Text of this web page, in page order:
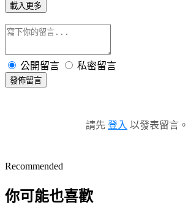
載入更多
公開留言 私密留言
發佈留言
請先 登入 以發表留言。
Recommended
你可能也喜歡